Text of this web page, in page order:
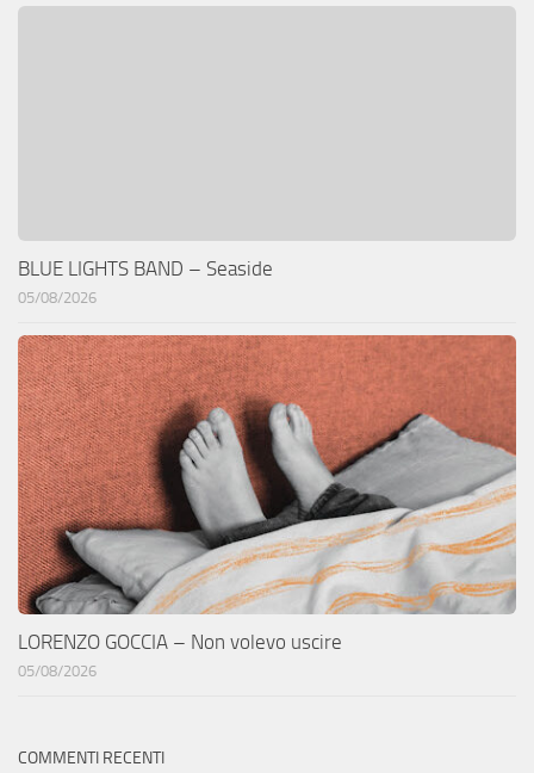
BLUE LIGHTS BAND – Seaside
05/08/2026
LORENZO GOCCIA – Non volevo uscire
05/08/2026
COMMENTI RECENTI